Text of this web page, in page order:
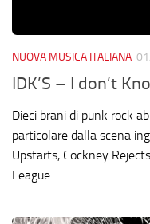
NUOVA MUSICA ITALIANA
IDK’S – I don’t
Dieci brani di punk rock
particolare dalla scena
Upstarts, Cockney
League.